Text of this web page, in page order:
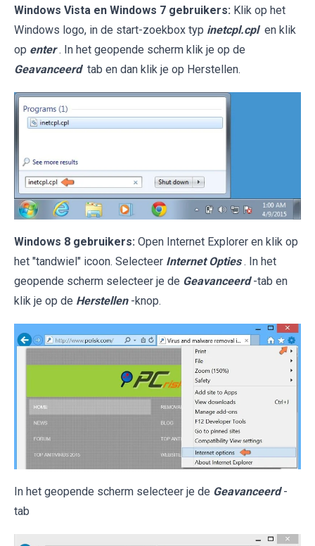
Windows Vista en Windows 7 gebruikers: Klik op het
Windows logo, in de start-zoekbox typ inetcpl.cpl en klik
op enter . In het geopende scherm klik je op de
Geavanceerd tab en dan klik je op Herstellen.
Windows 8 gebruikers: Open Internet Explorer en klik op
het "tandwiel" icoon. Selecteer Internet Opties . In het
geopende scherm selecteer je de Geavanceerd -tab en
klik je op de Herstellen -knop.
In het geopende scherm selecteer je de Geavanceerd -
tab